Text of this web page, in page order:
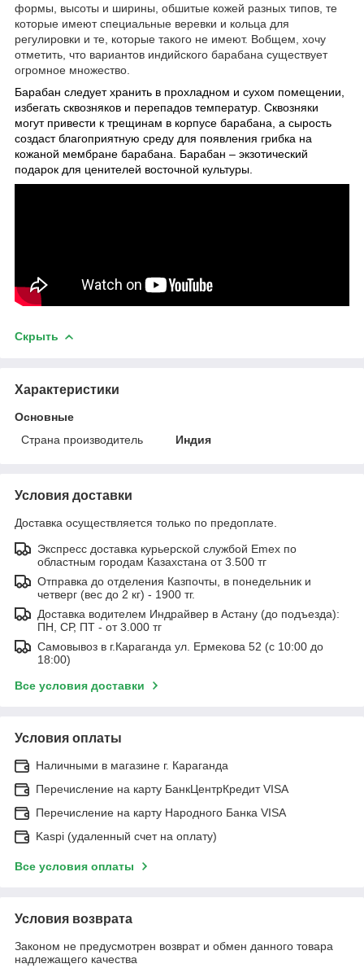
формы, высоты и ширины, обшитые кожей разных типов, те
которые имеют специальные веревки и кольца для
регулировки и те, которые такого не имеют. Вобщем, хочу
отметить, что вариантов индийского барабана существует
огромное множество.
Барабан следует хранить в прохладном и сухом помещении,
избегать сквозняков и перепадов температур. Сквозняки
могут привести к трещинам в корпусе барабана, а сырость
создаст благоприятную среду для появления грибка на
кожаной мембране барабана. Барабан – экзотический
подарок для ценителей восточной культуры.
Скрыть
Характеристики
Основные
Страна производитель
Индия
Условия доставки
Доставка осуществляется только по предоплате.
Экспресс доставка курьерской службой Emex по
областным городам Казахстана от 3.500 тг
Отправка до отделения Казпочты, в понедельник и
четверг (вес до 2 кг) - 1900 тг.
Доставка водителем Индрайвер в Астану (до подъезда):
ПН, СР, ПТ - от 3.000 тг
Самовывоз в г.Караганда ул. Ермекова 52 (с 10:00 до
18:00)
Все условия доставки
Условия оплаты
Наличными в магазине г. Караганда
Перечисление на карту БанкЦентрКредит VISA
Перечисление на карту Народного Банка VISA
Kaspi (удаленный счет на оплату)
Все условия оплаты
Условия возврата
Законом не предусмотрен возврат и обмен данного товара
надлежащего качества